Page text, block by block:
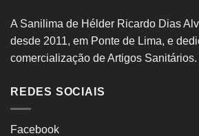
A Sanilima de Hélder Ricardo Dias
desde 2011, em Ponte de Lima, e
comercialização de Artigos Sanitários.
REDES SOCIAIS
Facebook